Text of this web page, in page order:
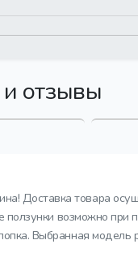
отзывы
Доставка товара
ползунки возможно
Выбранная модель